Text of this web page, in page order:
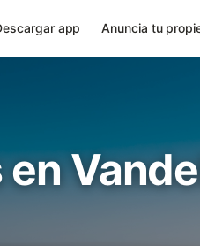
app Anuncia tu